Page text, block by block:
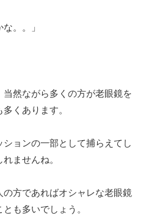
。。」
然ながら多くの方が老眼鏡を
くあります。
ョンの一部として捕らえてし
ませんね。
方であればオシャレな老眼鏡
も多いでしょう。